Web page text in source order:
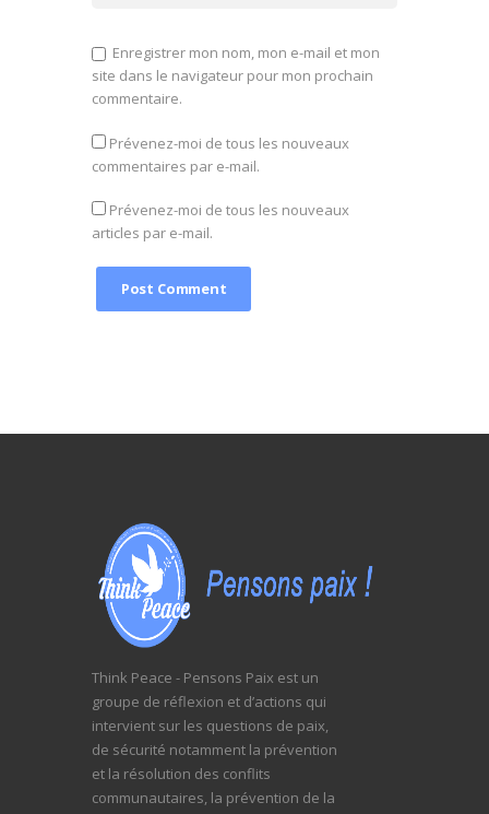
Enregistrer mon nom, mon e-mail et mon
site dans le navigateur pour mon prochain
commentaire.
Prévenez-moi de tous les nouveaux
commentaires par e-mail.
Prévenez-moi de tous les nouveaux
articles par e-mail.
Think Peace - Pensons Paix est un
groupe de réflexion et d’actions qui
intervient sur les questions de paix,
de sécurité notamment la prévention
et la résolution des conflits
communautaires, la prévention de la